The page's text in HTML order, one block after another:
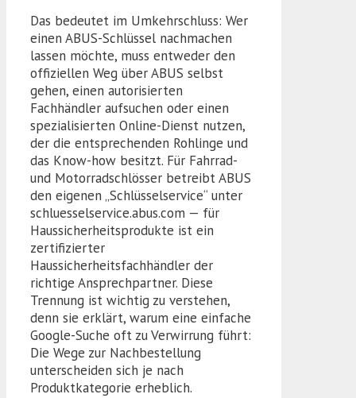
Das bedeutet im Umkehrschluss: Wer
einen ABUS-Schlüssel nachmachen
lassen möchte, muss entweder den
offiziellen Weg über ABUS selbst
gehen, einen autorisierten
Fachhändler aufsuchen oder einen
spezialisierten Online-Dienst nutzen,
der die entsprechenden Rohlinge und
das Know-how besitzt. Für Fahrrad-
und Motorradschlösser betreibt ABUS
den eigenen „Schlüsselservice“ unter
schluesselservice.abus.com — für
Haussicherheitsprodukte ist ein
zertifizierter
Haussicherheitsfachhändler der
richtige Ansprechpartner. Diese
Trennung ist wichtig zu verstehen,
denn sie erklärt, warum eine einfache
Google-Suche oft zu Verwirrung führt:
Die Wege zur Nachbestellung
unterscheiden sich je nach
Produktkategorie erheblich.